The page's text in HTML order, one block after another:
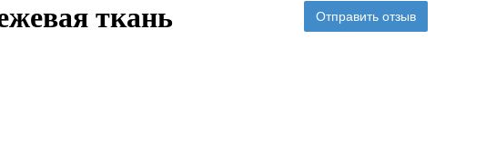
Отправить отзыв
ткань